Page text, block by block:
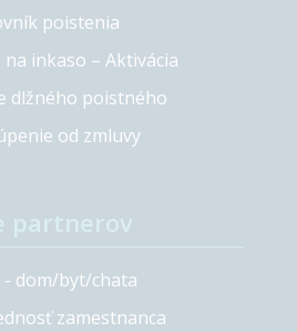
poistenia
na inkaso – Aktivácia
dlžného poistného
od zmluvy
- dom/byt/chata
zamestnanca